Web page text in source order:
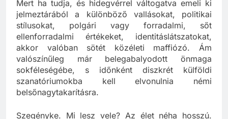
Mert ha tudja, és hidegvérrel váltogatva emeli ki
jelmeztárából a különböző vallásokat, politikai
stílusokat, polgári vagy forradalmi, sőt
ellenforradalmi értékeket, identitáslátszatokat,
akkor valóban sötét közéleti maffiózó. Ám
valószínűleg már belegabalyodott önmaga
sokféleségébe, s időnként diszkrét külföldi
szanatóriumokba kell elvonulnia némi